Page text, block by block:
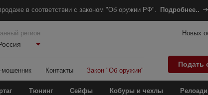
в соответствии с законом "Об оружии РФ". Подробнее..
регион
мошенник Контакты Закон "Об оружии"
Новых
Подать
Тюнинг Сейфы Кобуры и чехлы